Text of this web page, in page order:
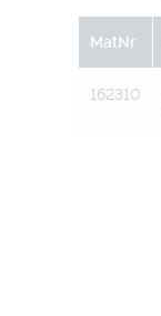
MatNr
162310